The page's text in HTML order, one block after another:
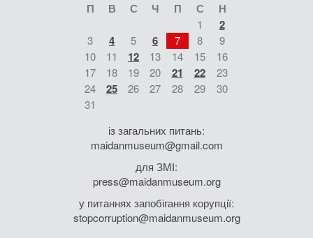
П В С Ч П С Н
1 2
3 4 5 6 7 8
9
10
11 12 13 14 15
16
17
18 19 20 21 22
23
24
25 26 27 28 29
30
31
із загальних питань:
maidanmuseum@gmail.com
для ЗМІ:
press@maidanmuseum.org
у питаннях запобігання корупції:
stopcorruption@maidanmuseum.org